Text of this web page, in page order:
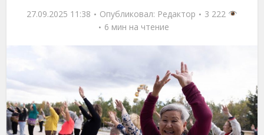
27.09.2025 11:38 Опубликовал: Редактор
3 222
6 мин на чтение